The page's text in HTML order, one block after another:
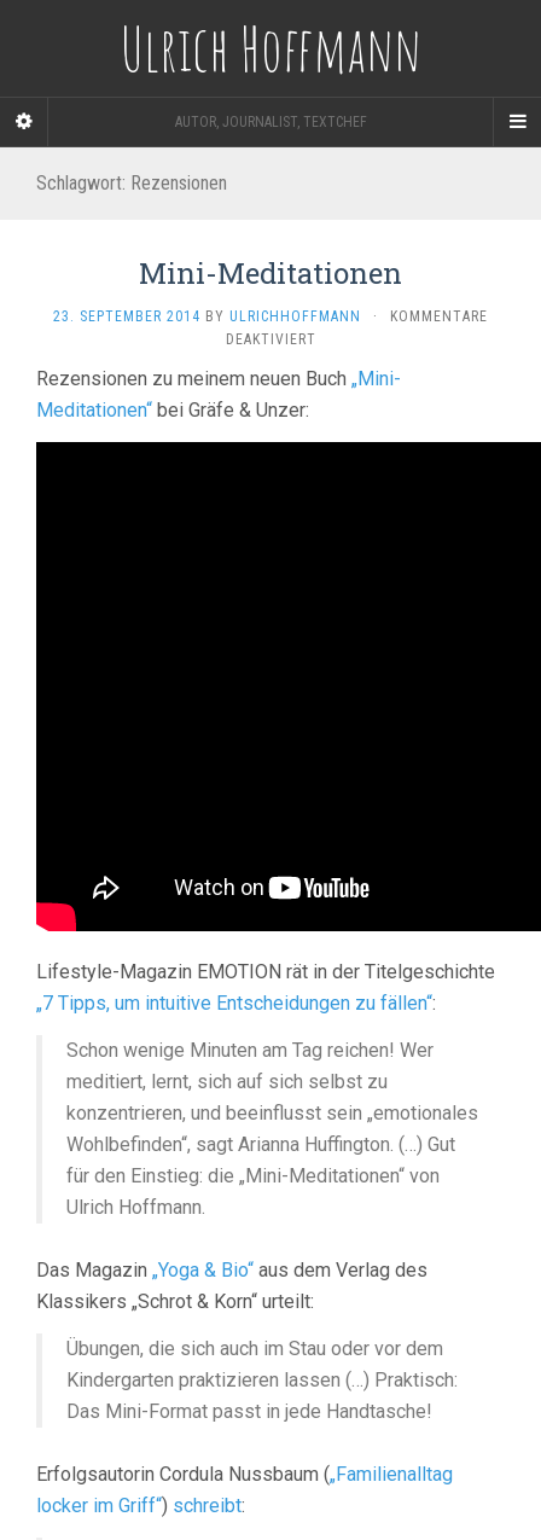
Ulrich Hoffmann
AUTOR, JOURNALIST, TEXTCHEF
Schlagwort: Rezensionen
Mini-Meditationen
23. SEPTEMBER 2014 BY ULRICHHOFFMANN ·
KOMMENTARE
DEAKTIVIERT
MEDITATIONEN
Rezensionen zu meinem neuen Buch „Mini-
Meditationen“ bei Gräfe & Unzer:
Lifestyle-Magazin EMOTION rät in der Titelgeschichte
„7 Tipps, um intuitive Entscheidungen zu fällen“:
Schon wenige Minuten am Tag reichen! Wer
meditiert, lernt, sich auf sich selbst zu
konzentrieren, und beeinflusst sein „emotionales
Wohlbefinden“, sagt Arianna Huffington. (…) Gut
für den Einstieg: die „Mini-Meditationen“ von
Ulrich Hoffmann.
Das Magazin „Yoga & Bio“ aus dem Verlag des
Klassikers „Schrot & Korn“ urteilt:
Übungen, die sich auch im Stau oder vor dem
Kindergarten praktizieren lassen (…) Praktisch:
Das Mini-Format passt in jede Handtasche!
Erfolgsautorin Cordula Nussbaum („Familienalltag
locker im Griff“) schreibt: